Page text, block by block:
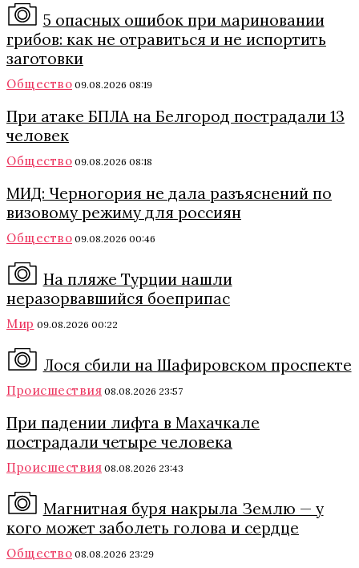
5 опасных ошибок при мариновании
грибов: как не отравиться и не испортить
заготовки
Общество 09.08.2026 08:19
При атаке БПЛА на Белгород пострадали 13
человек
Общество 09.08.2026 08:18
МИД: Черногория не дала разъяснений по
визовому режиму для россиян
Общество 09.08.2026 00:46
На пляже Турции нашли
неразорвавшийся боеприпас
Мир 09.08.2026 00:22
Лося сбили на Шафировском проспекте
Происшествия 08.08.2026 23:57
При падении лифта в Махачкале
пострадали четыре человека
Происшествия 08.08.2026 23:43
Магнитная буря накрыла Землю — у
кого может заболеть голова и сердце
Общество 08.08.2026 23:29